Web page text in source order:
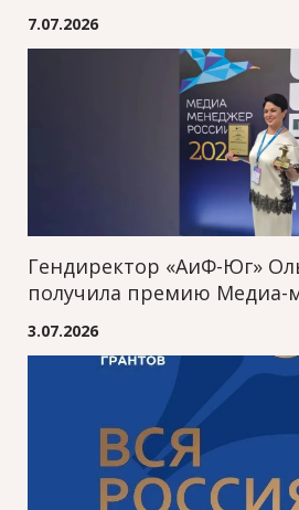
7.07.2026
Гендиректор «АиФ-Юг»
получила премию Медиа-
3.07.2026